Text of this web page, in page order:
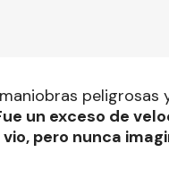
peligrosas
un exceso de
pero nunca